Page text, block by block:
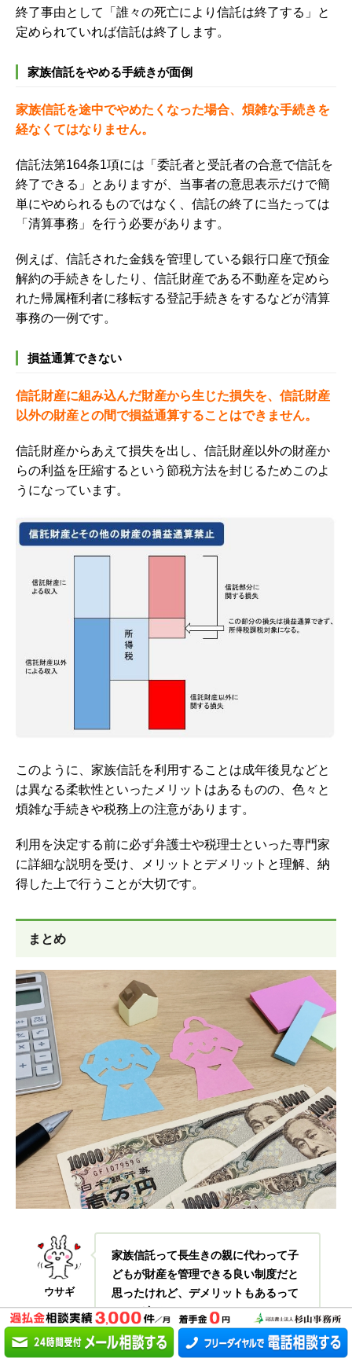
終了事由として「誰々の死亡により信託は終了する」と
定められていれば信託は終了します。
家族信託をやめる手続きが面倒
家族信託を途中でやめたくなった場合、煩雑な手続きを
経なくてはなりません。
信託法第164条1項には「委託者と受託者の合意で信託を
終了できる」とありますが、当事者の意思表示だけで簡
単にやめられるものではなく、 信託の終了に当たっては
「清算事務」を行う必要があります。
例えば、信託された金銭を管理している銀行口座で預金
解約の手続きをしたり、信託財産である不動産を定めら
れた帰属権利者に移転する登記手続きをするなどが清算
事務の一例です。
損益通算できない
信託財産に組み込んだ財産から生じた損失を、信託財産
以外の財産との間で損益通算することはできません。
信託財産からあえて損失を出し、信託財産以外の財産か
らの利益を圧縮するという節税方法を封じるためこのよ
うになっています。
このように、 家族信託を利用することは成年後見などと
は異なる柔軟性といったメリットはあるものの、色々と
煩雑な手続きや税務上の注意があります。
利用を決定する前に必ず弁護士や税理士といった専門家
に詳細な説明を受け、メリットとデメリットと理解、納
得した上で行うことが大切です。
まとめ
ウサギ
家族信託って長生きの親に代わって子
どもが財産を管理できる良い制度だと
思ったけれど、デメリットもあるって
ことが良くわかったよ。